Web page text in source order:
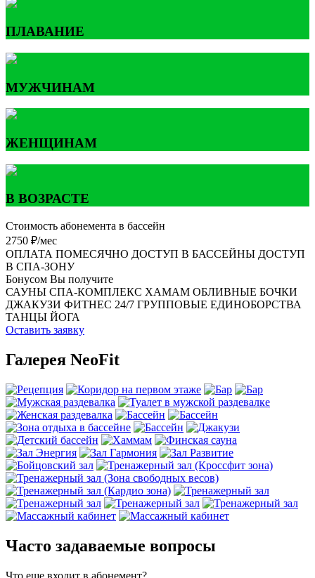
ПЛАВАНИЕ
МУЖЧИНАМ
ЖЕНЩИНАМ
В ВОЗРАСТЕ
Стоимость абонемента в бассейн
2750 ₽/мес
ОПЛАТА ПОМЕСЯЧНО ДОСТУП В БАССЕЙНЫ ДОСТУП
В СПА-ЗОНУ
Бонусом Вы получите
САУНЫ СПА-КОМПЛЕКС ХАМАМ ОБЛИВНЫЕ БОЧКИ
ДЖАКУЗИ ФИТНЕС 24/7 ГРУППОВЫЕ ЕДИНОБОРСТВА
ТАНЦЫ ЙОГА
Оставить заявку
Галерея NeoFit
Часто задаваемые вопросы
Что еще входит в абонемент?